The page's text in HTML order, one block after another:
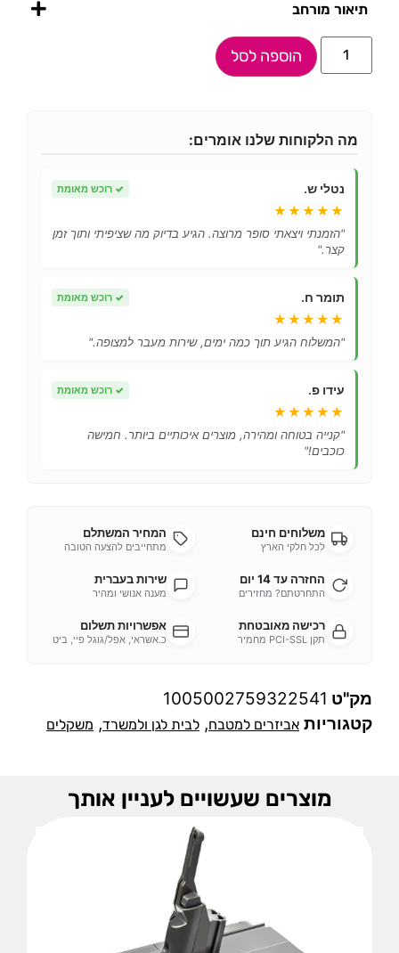
תיאור מורחב
הוספה לסל
מה הלקוחות שלנו אומרים:
נטלי ש. ✓ רוכש מאומת
★★★★★
"הזמנתי ויצאתי סופר מרוצה. הגיע בדיוק מה שציפיתי ותוך זמן
קצר."
תומר ח. ✓ רוכש מאומת
★★★★★
"המשלוח הגיע תוך כמה ימים, שירות מעבר למצופה."
עידו פ. ✓ רוכש מאומת
★★★★★
"קנייה בטוחה ומהירה, מוצרים איכותיים ביותר. חמישה
כוכבים!"
משלוחים חינם
לכל חלקי הארץ
המחיר המשתלם
מתחייבים להצעה הטובה
החזרה עד 14 יום
התחרטתם? מחזירים
שירות בעברית
מענה אנושי ומהיר
רכישה מאובטחת
תקן PCI-SSL מחמיר
אפשרויות תשלום
כ.אשראי, אפל/גוגל פיי, ביט
מק"ט 1005002759322541
קטגוריות אביזרים למטבח, לבית לגן ולמשרד, משקלים
מוצרים שעשויים לעניין אותך